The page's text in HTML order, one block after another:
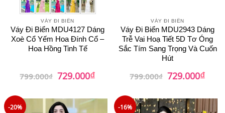
VÁY ĐI BIỂN
Váy Đi Biển MDU4127 Dáng
Xoè Cổ Yếm Hoa Đính Cổ –
Hoa Hồng Tinh Tế
799.000₫ Giá
gốc
729.000₫Giá
hiện
729.000₫.
VÁY ĐI BIỂN
Váy Đi Biển MDU2943 Dáng
Trễ Vai Hoạ Tiết 5D Tơ Óng
Sắc Tím Sang Trọng Và Cuốn
Hút
799.000₫ Giá
gốc
729.000₫Giá
hiện
-20% -16%